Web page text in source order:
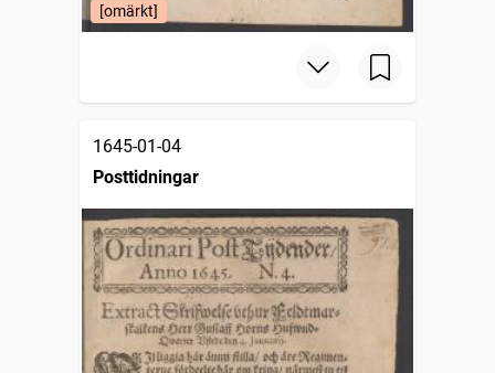
[omärkt]
1645-01-04
Posttidningar